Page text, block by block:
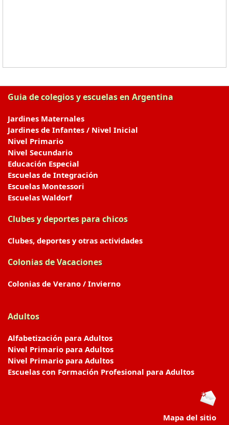
Guia de colegios y escuelas en Argentina
Jardines Maternales
Jardines de Infantes / Nivel Inicial
Nivel Primario
Nivel Secundario
Educación Especial
Escuelas de Integración
Escuelas Montessori
Escuelas Waldorf
Clubes y deportes para chicos
Clubes, deportes y otras actividades
Colonias de Vacaciones
Colonias de Verano / Invierno
Adultos
Alfabetización para Adultos
Nivel Primario para Adultos
Nivel Primario para Adultos
Escuelas con Formación Profesional para Adultos
Mapa del sitio